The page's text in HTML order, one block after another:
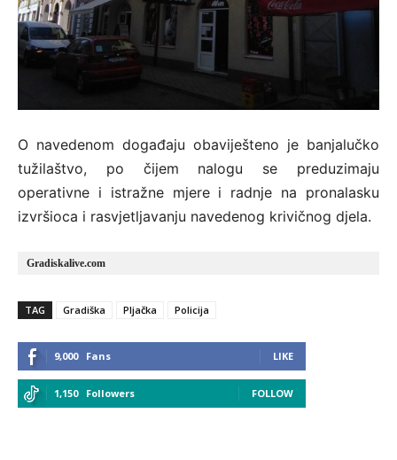
O navedenom događaju obaviješteno je banjalučko
tužilaštvo, po čijem nalogu se preduzimaju
operativne i istražne mjere i radnje na pronalasku
izvršioca i rasvjetljavanju navedenog krivičnog djela.
Gradiskalive.com
TAG Gradiška Pljačka Policija
9,000 Fans LIKE
1,150 Followers FOLLOW